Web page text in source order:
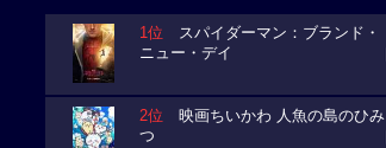
1位 スパイダーマン：ブランド・
ニュー・デイ
2位 映画ちいかわ 人魚の島のひみ
つ